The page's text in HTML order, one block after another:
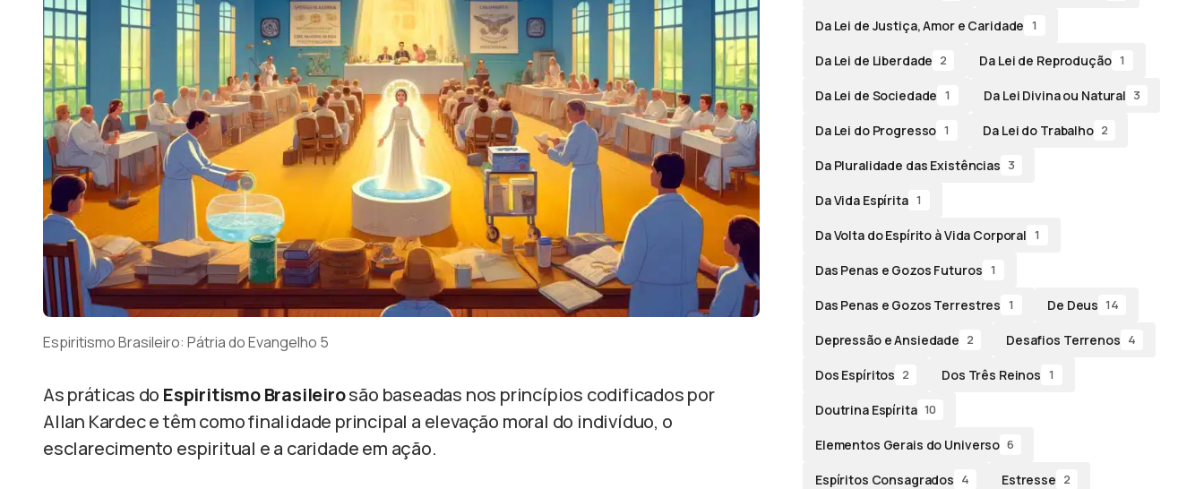
Espiritismo Brasileiro: Pátria do Evangelho 5
As práticas do Espiritismo Brasileirosão baseadas nos princípios codificados por
Allan Kardec e têm como finalidade principal a elevação moral do indivíduo, o
esclarecimento espiritual e a caridade em ação.
Da Lei de Justiça, Amor e Caridade 1
Da Lei de Liberdade 2 Da Lei de Reprodução 1
Da Lei de Sociedade 1 Da Lei Divina ou Natural 3
Da Lei do Progresso 1 Da Lei do Trabalho 2
Da Pluralidade das Existências 3
Da Vida Espírita 1
Da Volta do Espírito à Vida Corporal 1
Das Penas e Gozos Futuros 1
Das Penas e Gozos Terrestres 1 De Deus 14
Depressão e Ansiedade 2 Desafios Terrenos 4
Dos Espíritos 2 Dos Três Reinos 1
Doutrina Espírita 10
Elementos Gerais do Universo 6
Espíritos Consagrados 4 Estresse 2